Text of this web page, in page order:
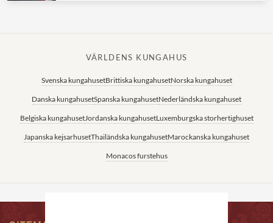
VÄRLDENS KUNGAHUS
Svenska kungahusetBrittiska kungahusetNorska kungahuset
Danska kungahusetSpanska kungahusetNederländska kungahuset
Belgiska kungahusetJordanska kungahusetLuxemburgska storhertighuset
Japanska kejsarhusetThailändska kungahusetMarockanska kungahuset
Monacos furstehus